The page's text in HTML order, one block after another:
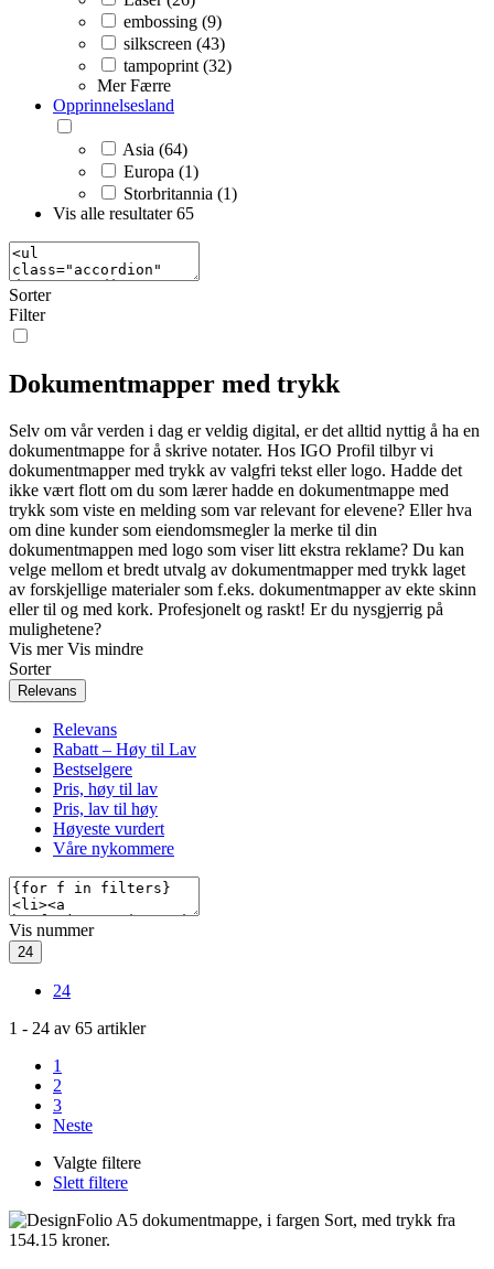
embossing (9)
silkscreen (43)
tampoprint (32)
Mer Færre
Opprinnelsesland
Asia (64)
Europa (1)
Storbritannia (1)
Vis alle resultater65
Sorter
Filter
Dokumentmapper med trykk
Selv om vår verden i dag er veldig digital, er det alltid nyttig å ha en
dokumentmappe for å skrive notater. Hos IGO Profil tilbyr vi
dokumentmapper med trykk av valgfri tekst eller logo. Hadde det
ikke vært flott om du som lærer hadde en dokumentmappe med
trykk som viste en melding som var relevant for elevene? Eller hva
om dine kunder som eiendomsmegler la merke til din
dokumentmappen med logo som viser litt ekstra reklame? Du kan
velge mellom et bredt utvalg av dokumentmapper med trykk laget
av forskjellige materialer som f.eks. dokumentmapper av ekte skinn
eller til og med kork. Profesjonelt og raskt! Er du nysgjerrig på
mulighetene?
Vis mer Vis mindre
Sorter
Relevans
Relevans
Rabatt – Høy til Lav
Bestselgere
Pris, høy til lav
Pris, lav til høy
Høyeste vurdert
Våre nykommere
Vis nummer
24
24
1 - 24 av 65 artikler
1
2
3
Neste
Valgte filtere
Slett filtere